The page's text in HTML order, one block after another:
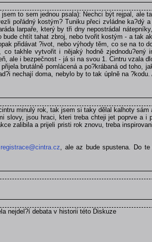
to sem jednou psala): Nechci být rejpal, ale
pořádný kostým? Tuniku přeci zvládne ka?dý
larpaře, který by tři dny nepostrádal
bude chtít tahat zbroj, nebo tvořit kostým - a tak
přidávat ?ivot, nebo výhody těm, co se na to
co takhle vytvořit i nějaký hodně
ale i bezpečnost - já si na svou 1. Cintru vzala
brutálně pomlácená a po?krábaná od
nechají doma, nebylo by to tak úplně na
minulý rok, tak jsem si taky dělal kalhoty sám
slovy, jsou hraci, kteri treba chteji jet poprve a
zalibila a prijeli pristi rok znovu, treba
registrace@cintra.cz, ale az bude spustena. Do
nejdel?í debata v historii této Diskuze